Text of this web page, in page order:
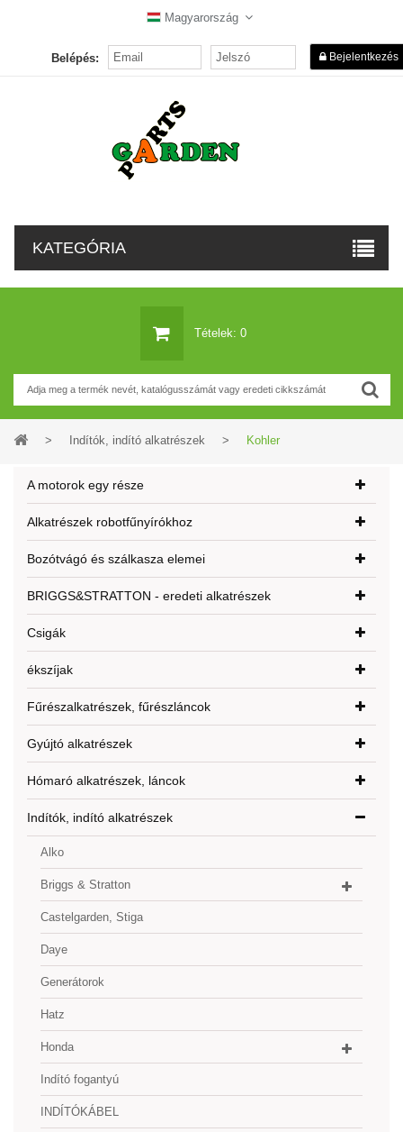
Magyarország
Belépés: Bejelentkezés
KATEGÓRIA
Tételek: 0
> Indítók, indító alkatrészek > Kohler
A motorok egy része
Alkatrészek robotfűnyírókhoz
Bozótvágó és szálkasza elemei
BRIGGS&STRATTON - eredeti alkatrészek
Csigák
ékszíjak
Fűrészalkatrészek, fűrészláncok
Gyújtó alkatrészek
Hómaró alkatrészek, láncok
Indítók, indító alkatrészek
Alko
Briggs & Stratton
Castelgarden, Stiga
Daye
Generátorok
Hatz
Honda
Indító fogantyú
INDÍTÓKÁBEL